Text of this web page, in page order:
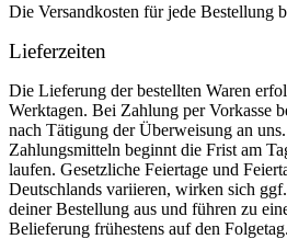
Die Versandkosten für jede Bestellung
Lieferzeiten
Die Lieferung der bestellten Waren
Werktagen. Bei Zahlung per Vorkasse
nach Tätigung der Überweisung an
Zahlungsmitteln beginnt die Frist am
laufen. Gesetzliche Feiertage und
Deutschlands variieren, wirken sich
deiner Bestellung aus und führen zu
Belieferung frühestens auf den Folgetag.